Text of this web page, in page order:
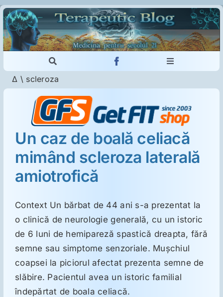
Skip
to
content
Toggle
Navigation
Cautare...
Toggle
Imunologie
Dermatologie
Psihiatrie
Neurologie
Intoleranţa la gluten
Suplimente
Reumatologie
Δ \ scleroza
Un caz de boală celiacă
mimând scleroza laterală
amiotrofică
Context Un bărbat de 44 ani s-a prezentat la
o clinică de neurologie generală, cu un istoric
de 6 luni de hemipareză spastică dreapta, fără
semne sau simptome senzoriale. Muşchiul
coapsei la piciorul afectat prezenta semne de
slăbire. Pacientul avea un istoric familial
îndepărtat de boala celiacă.